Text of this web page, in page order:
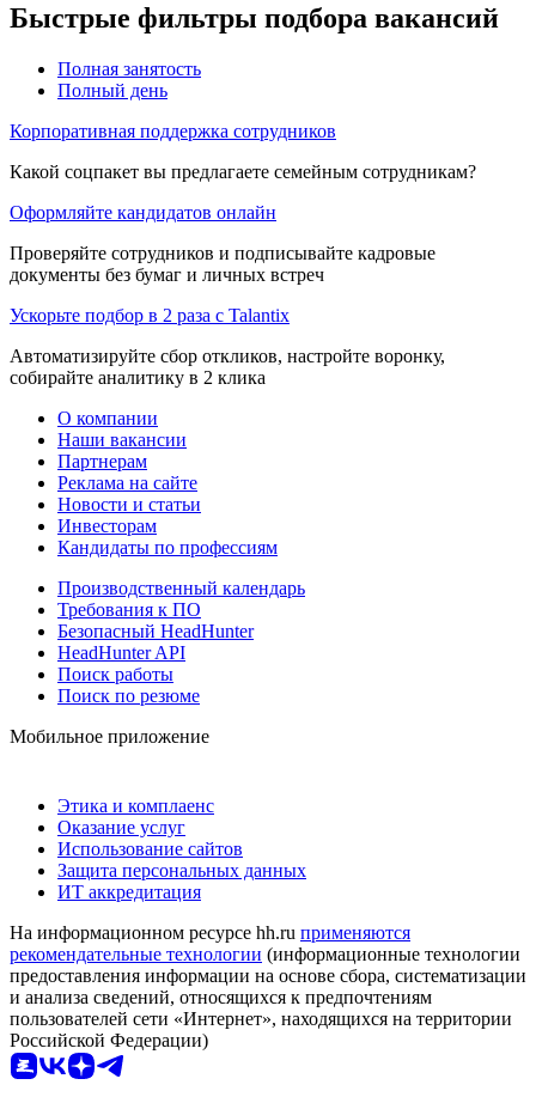
Быстрые фильтры подбора вакансий
Полная занятость
Полный день
Корпоративная поддержка сотрудников
Какой соцпакет вы предлагаете семейным сотрудникам?
Оформляйте кандидатов онлайн
Проверяйте сотрудников и подписывайте кадровые
документы без бумаг и личных встреч
Ускорьте подбор в 2 раза с Talantix
Автоматизируйте сбор откликов, настройте воронку,
собирайте аналитику в 2 клика
О компании
Наши вакансии
Партнерам
Реклама на сайте
Новости и статьи
Инвесторам
Кандидаты по профессиям
Производственный календарь
Требования к ПО
Безопасный HeadHunter
HeadHunter API
Поиск работы
Поиск по резюме
Мобильное приложение
Этика и комплаенс
Оказание услуг
Использование сайтов
Защита персональных данных
ИТ аккредитация
На информационном ресурсе hh.ru применяются
рекомендательные технологии (информационные технологии
предоставления информации на основе сбора, систематизации
и анализа сведений, относящихся к предпочтениям
пользователей сети «Интернет», находящихся на территории
Российской Федерации)